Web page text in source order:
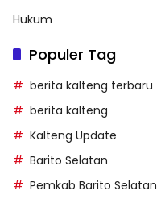
Hukum
Populer Tag
berita kalteng terbaru
berita kalteng
Kalteng Update
Barito Selatan
Pemkab Barito Selatan